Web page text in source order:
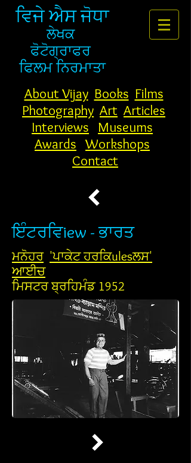
ਵਿਜੇ ਐਸ ਜੋਧਾ
ਲੇਖਕ
ਫੋਟੋਗ੍ਰਾਫਰ
ਫਿਲਮ ਨਿਰਮਾਤਾ
About Vijay Books Films
Photography Art Articles
Interviews
Museums
Awards Workshops
Contact
ਇੰਟਰਵਿiew - ਭਾਰਤ
ਮਨੋਹਰ 'ਪਾਕੇਟ ਹਰਕਿulesਲਸ'
ਆਈਚ
ਮਿਸਟਰ ਬ੍ਰਹਿਮੰਡ 1952